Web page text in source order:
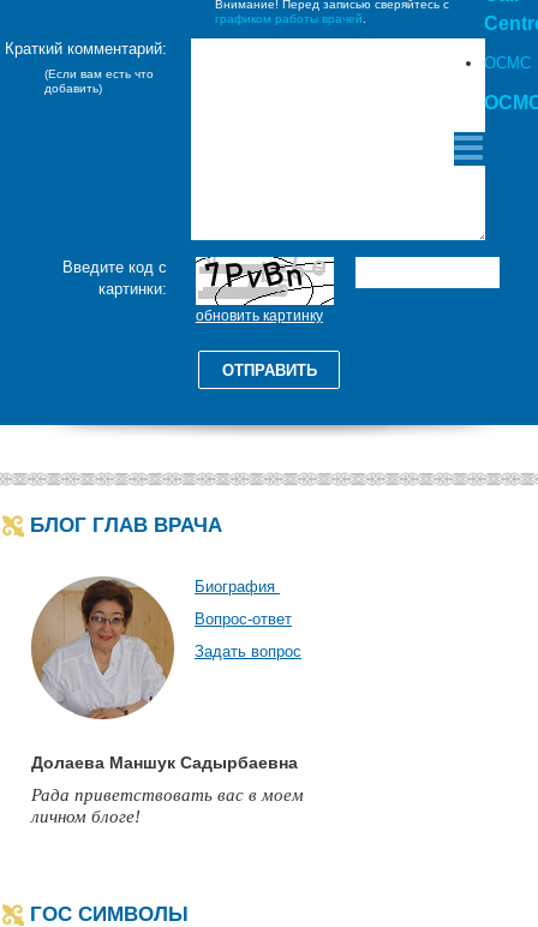
ОСМС
Внимание! Перед записью сверяйтесь с
графиком работы врачей
Краткий комментарий:
(Если вам есть что
добавить)
Введите код с
картинки:
БЛОГ ГЛАВ ВРАЧА
Биография
Вопрос-ответ
Задать вопрос
Долаева Маншук Садырбаевна
Рада приветствовать вас в моем
личном блоге!
ГОС СИМВОЛЫ